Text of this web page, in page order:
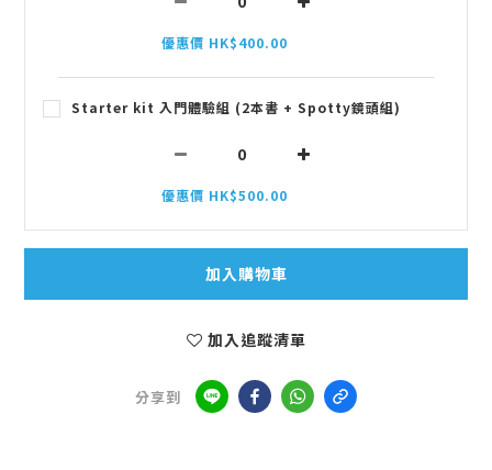
優惠價 HK$400.00
Starter kit 入門體驗組 (2本書 + Spotty鏡頭組)
優惠價 HK$500.00
加入購物車
加入追蹤清單
分享到